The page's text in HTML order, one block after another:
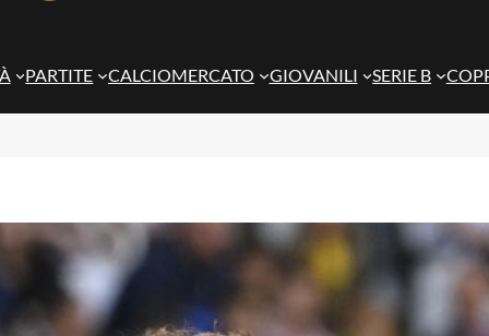
PARTITE CALCIOMERCATO GIOVANILI SERIE B